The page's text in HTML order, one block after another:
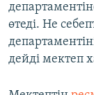
өтеді. Не
дейді мектеп